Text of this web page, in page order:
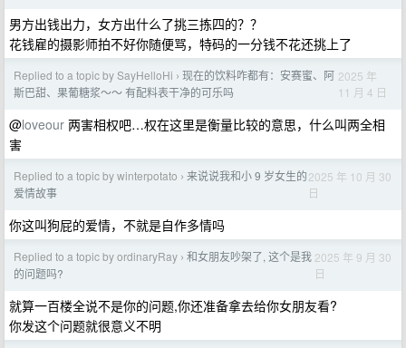
男方出钱出力，女方出什么了挑三拣四的？？
花钱雇的摄影师拍不好你随便骂，特码的一分钱不花还挑上了
Replied to a topic by SayHelloHi › 现在的饮料咋都有：安赛蜜、阿
斯巴甜、果葡糖浆～～ 有配料表干净的可乐吗
2025 年
11 月 4 日
@loveour 两害相权吧…权在这里是衡量比较的意思，什么叫两全相
害
Replied to a topic by winterpotato › 来说说我和小 9 岁女生的
爱情故事
2025 年 10 月 30
日
你这叫狗屁的爱情，不就是自作多情吗
Replied to a topic by ordinaryRay › 和女朋友吵架了, 这个是我
的问题吗?
2025 年 9 月 30
日
就算一百楼全说不是你的问题,你还准备拿去给你女朋友看?
你发这个问题就很意义不明